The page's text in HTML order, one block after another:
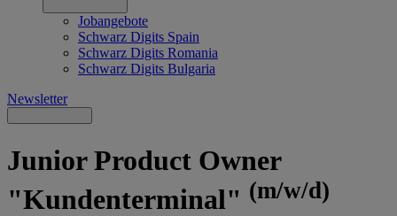
Jobangebote
Schwarz Digits Spain
Schwarz Digits Romania
Schwarz Digits Bulgaria
Newsletter
Junior Product Owner
"Kundenterminal" (m/w/d)